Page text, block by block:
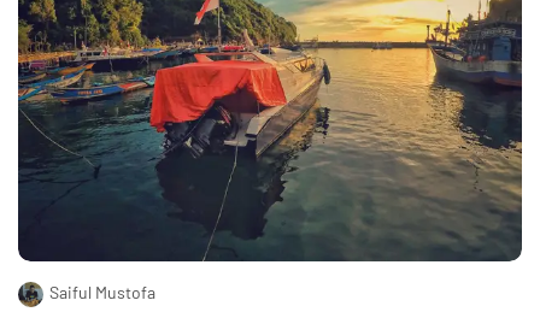
Saiful Mustofa